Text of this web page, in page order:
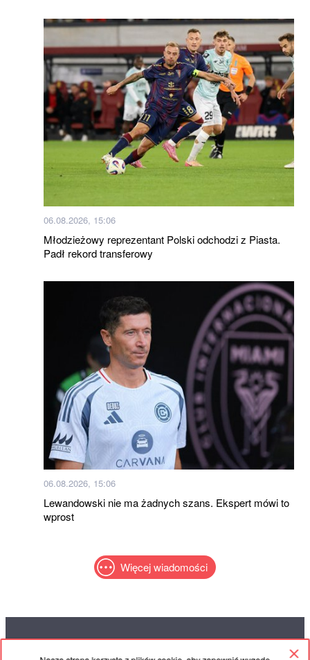
06.08.2026, 15:06
Młodzieżowy reprezentant Polski odchodzi z Piasta.
Padł rekord transferowy
06.08.2026, 15:06
Lewandowski nie ma żadnych szans. Ekspert mówi to
wprost
Więcej wiadomości
REDTRAM